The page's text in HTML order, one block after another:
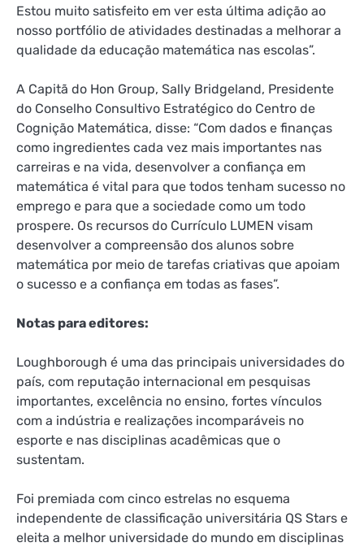
Estou muito satisfeito em ver esta última adição ao
nosso portfólio de atividades destinadas a melhorar a
qualidade da educação matemática nas escolas”.
A Capitã do Hon Group, Sally Bridgeland, Presidente
do Conselho Consultivo Estratégico do Centro de
Cognição Matemática, disse: “Com dados e finanças
como ingredientes cada vez mais importantes nas
carreiras e na vida, desenvolver a confiança em
matemática é vital para que todos tenham sucesso no
emprego e para que a sociedade como um todo
prospere. Os recursos do Currículo LUMEN visam
desenvolver a compreensão dos alunos sobre
matemática por meio de tarefas criativas que apoiam
o sucesso e a confiança em todas as fases”.
Notas para editores:
Loughborough é uma das principais universidades do
país, com reputação internacional em pesquisas
importantes, excelência no ensino, fortes vínculos
com a indústria e realizações incomparáveis ​​no
esporte e nas disciplinas acadêmicas que o
sustentam.
Foi premiada com cinco estrelas no esquema
independente de classificação universitária QS Stars e
eleita a melhor universidade do mundo em disciplinas